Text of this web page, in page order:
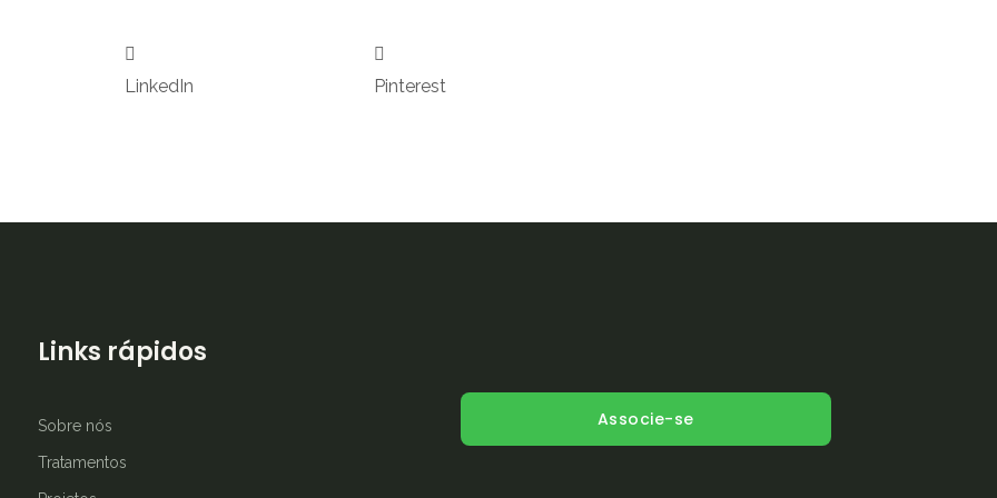
LinkedIn Pinterest
Links rápidos
Sobre nós
Tratamentos
Associe-se